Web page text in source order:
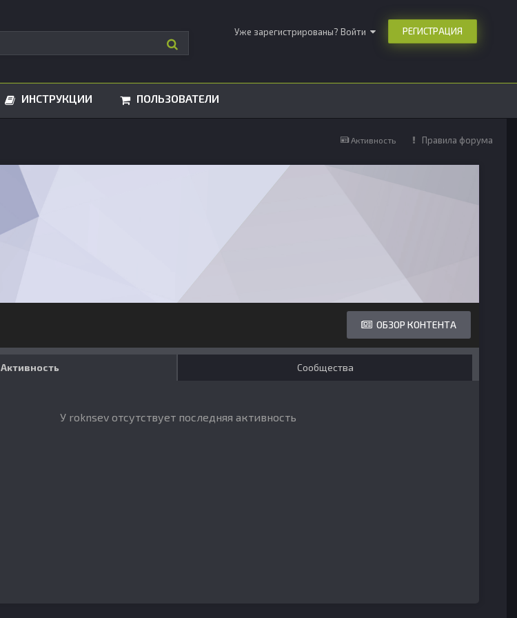
Уже зарегистрированы? Войти РЕГИСТРАЦИЯ
ИНСТРУКЦИИ ПОЛЬЗОВАТЕЛИ
Активность Правила форума
ОБЗОР КОНТЕНТА
Активность Сообщества
У roknsev отсутствует последняя активность